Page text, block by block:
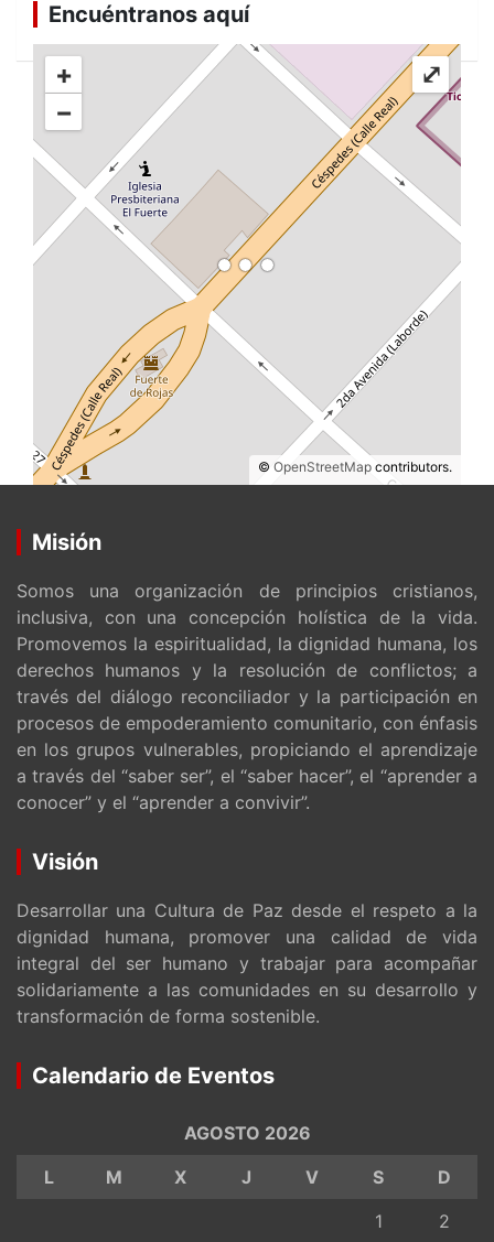
Encuéntranos aquí
+
−
© OpenStreetMap contributors.
⤢
Misión
Somos una organización de principios cristianos,
inclusiva, con una concepción holística de la vida.
Promovemos la espiritualidad, la dignidad humana, los
derechos humanos y la resolución de conflictos; a
través del diálogo reconciliador y la participación en
procesos de empoderamiento comunitario, con énfasis
en los grupos vulnerables, propiciando el aprendizaje
a través del “saber ser”, el “saber hacer”, el “aprender a
conocer” y el “aprender a convivir”.
Visión
Desarrollar una Cultura de Paz desde el respeto a la
dignidad humana, promover una calidad de vida
integral del ser humano y trabajar para acompañar
solidariamente a las comunidades en su desarrollo y
transformación de forma sostenible.
Calendario de Eventos
AGOSTO 2026
L
M X J V S
D
1
2